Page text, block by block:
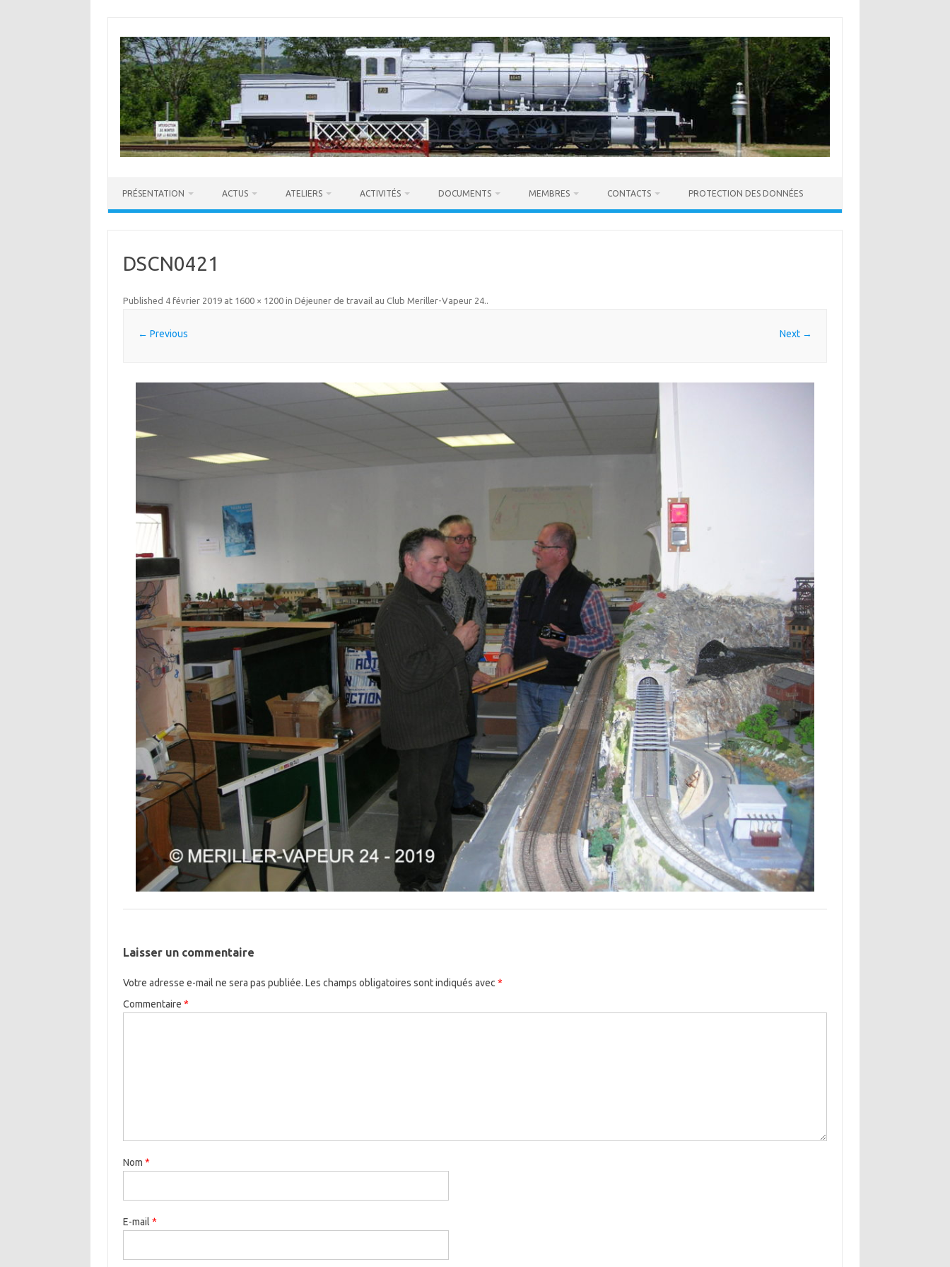
content
PRÉSENTATION ACTUS ATELIERS ACTIVITÉS DOCUMENTS MEMBRES CONTACTS PROTECTION DES DONNÉES
DSCN0421
Published 4 février 2019at 1600 × 1200in Déjeuner de travail au Club Meriller-Vapeur 24.
← Previous Next →
Laisser un commentaire
Votre adresse e-mail ne sera pas publiée. Les champs obligatoires sont indiqués avec*
Commentaire *
Nom *
E-mail *